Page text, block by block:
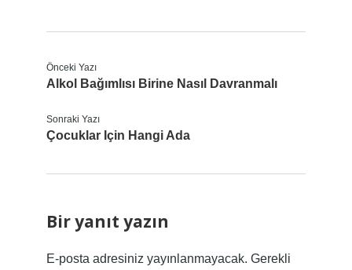
Önceki Yazı
Alkol Bağımlısı Birine Nasıl Davranmalı
Sonraki Yazı
Çocuklar Için Hangi Ada
Bir yanıt yazın
E-posta adresiniz yayınlanmayacak. Gerekli